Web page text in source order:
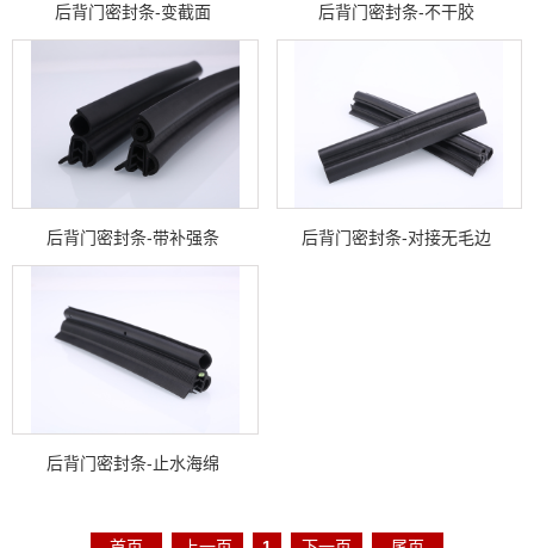
后背门密封条-变截面 后背门密封条-不干胶
后背门密封条-带补强条 后背门密封条-对接无毛边
后背门密封条-止水海绵